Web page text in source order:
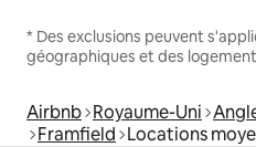
* Des exclusions peuvent
géographiques et des
Airbnb Royaume-Uni
Framfield Locations